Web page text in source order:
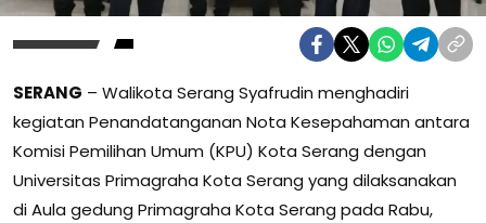
SERANG – Walikota Serang Syafrudin menghadiri
kegiatan Penandatanganan Nota Kesepahaman antara
Komisi Pemilihan Umum (KPU) Kota Serang dengan
Universitas Primagraha Kota Serang yang dilaksanakan
di Aula gedung Primagraha Kota Serang pada Rabu,